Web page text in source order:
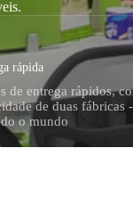
rápida
de entrega rápidos,
de duas fábricas
o mundo